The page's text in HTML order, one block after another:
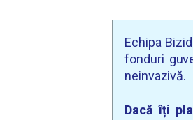
Echipa
fonduri
neinvazivă.
Dacă îți